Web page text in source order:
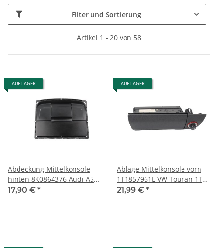
Filter und Sortierung
Artikel 1 - 20 von 58
AUF LAGER
Abdeckung Mittelkonsole
hinten 8K0864376 Audi A5
8T B8 12V Dose *Bastlerteil*
17,90 € *
AUF LAGER
Ablage Mittelkonsole vorn
1T1857961L VW Touran 1T3
Ascher
21,99 € *